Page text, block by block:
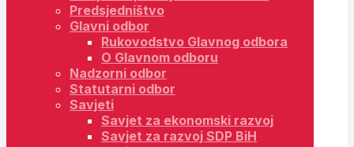
Predsjedništvo
Glavni odbor
Rukovodstvo Glavnog odbora
O Glavnom odboru
Nadzorni odbor
Statutarni odbor
Savjeti
Savjet za ekonomski razvoj
Savjet za razvoj SDP BiH